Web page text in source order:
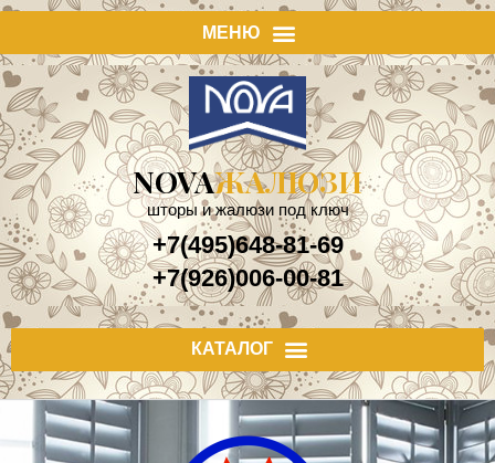
NOVAЖАЛЮЗИ
шторы и жалюзи под ключ
+7(495)648-81-69
+7(926)006-00-81